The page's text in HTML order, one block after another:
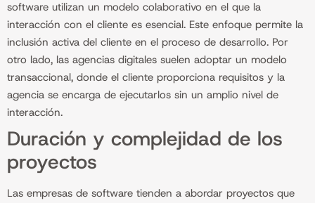
software utilizan un modelo colaborativo en el que la
interacción con el cliente es esencial. Este enfoque permite la
inclusión activa del cliente en el proceso de desarrollo. Por
otro lado, las agencias digitales suelen adoptar un modelo
transaccional, donde el cliente proporciona requisitos y la
agencia se encarga de ejecutarlos sin un amplio nivel de
interacción.
Duración y complejidad de los
proyectos
Las empresas de software tienden a abordar proyectos que